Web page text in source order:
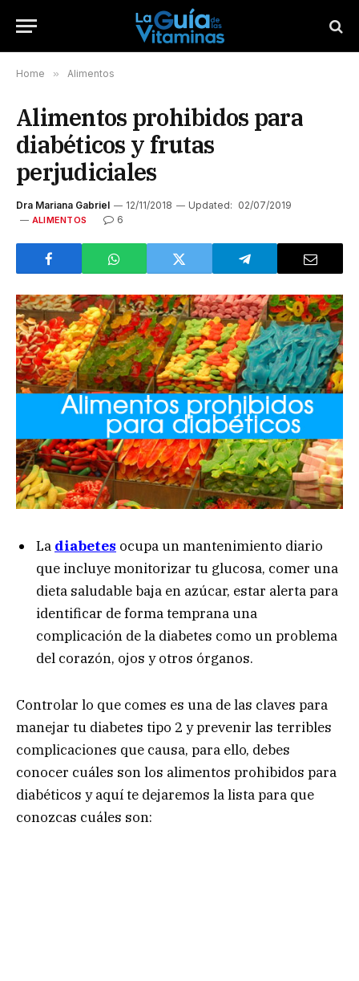
Home » Alimentos
Alimentos prohibidos para
diabéticos y frutas
perjudiciales
Dra Mariana Gabriel 12/11/2018 Updated: 02/07/2019
ALIMENTOS 6
La diabetes ocupa un mantenimiento diario
que incluye monitorizar tu glucosa, comer una
dieta saludable baja en azúcar, estar alerta para
identificar de forma temprana una
complicación de la diabetes como un problema
del corazón, ojos y otros órganos.
Controlar lo que comes es una de las claves para
manejar tu diabetes tipo 2 y prevenir las terribles
complicaciones que causa, para ello, debes
conocer cuáles son los alimentos prohibidos para
diabéticos y aquí te dejaremos la lista para que
conozcas cuáles son: